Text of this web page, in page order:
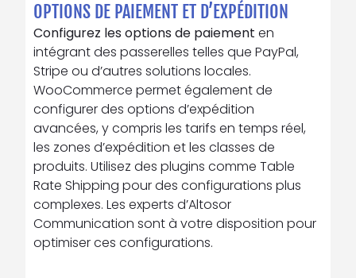
OPTIONS DE PAIEMENT ET D’EXPÉDITION
Configurez les options de paiement en
intégrant des passerelles telles que PayPal,
Stripe ou d’autres solutions locales.
WooCommerce permet également de
configurer des options d’expédition
avancées, y compris les tarifs en temps réel,
les zones d’expédition et les classes de
produits. Utilisez des plugins comme Table
Rate Shipping pour des configurations plus
complexes. Les experts d’Altosor
Communication sont à votre disposition pour
optimiser ces configurations.